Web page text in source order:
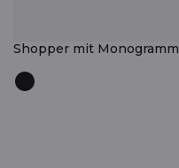
Shopper mit Monogramm